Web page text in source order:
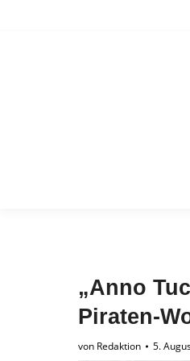
„Anno
Piraten-
von Redaktion 5.